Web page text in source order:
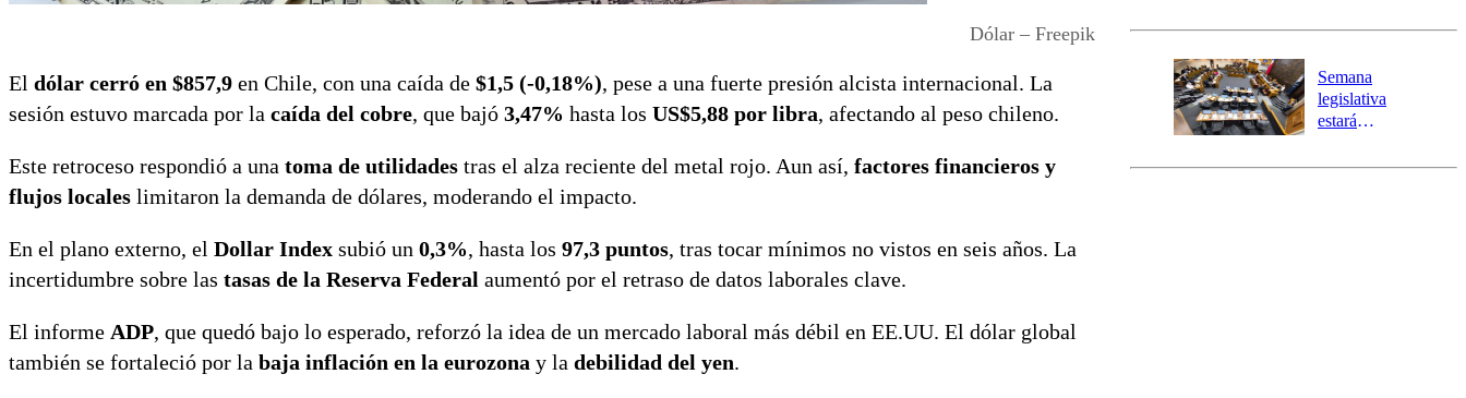
Dólar – Freepik
El dólar cerró en $857,9 en Chile, con una caída de $1,5 (-0,18%), pese a una fuerte presión alcista internacional. La
sesión estuvo marcada por la caída del cobre, que bajó 3,47% hasta los US$5,88 por libra, afectando al peso chileno.
Este retroceso respondió a una toma de utilidades tras el alza reciente del metal rojo. Aun así, factores financieros y
flujos locales limitaron la demanda de dólares, moderando el impacto.
En el plano externo, el Dollar Index subió un 0,3%, hasta los 97,3 puntos, tras tocar mínimos no vistos en seis años. La
incertidumbre sobre las tasas de la Reserva Federal aumentó por el retraso de datos laborales clave.
El informe ADP, que quedó bajo lo esperado, reforzó la idea de un mercado laboral más débil en EE.UU. El dólar global
también se fortaleció por la baja inflación en la eurozona y la debilidad del yen.
activa Alerta
Preventiva en
tres comunas
Semana
legislativa
estará
el fin de la